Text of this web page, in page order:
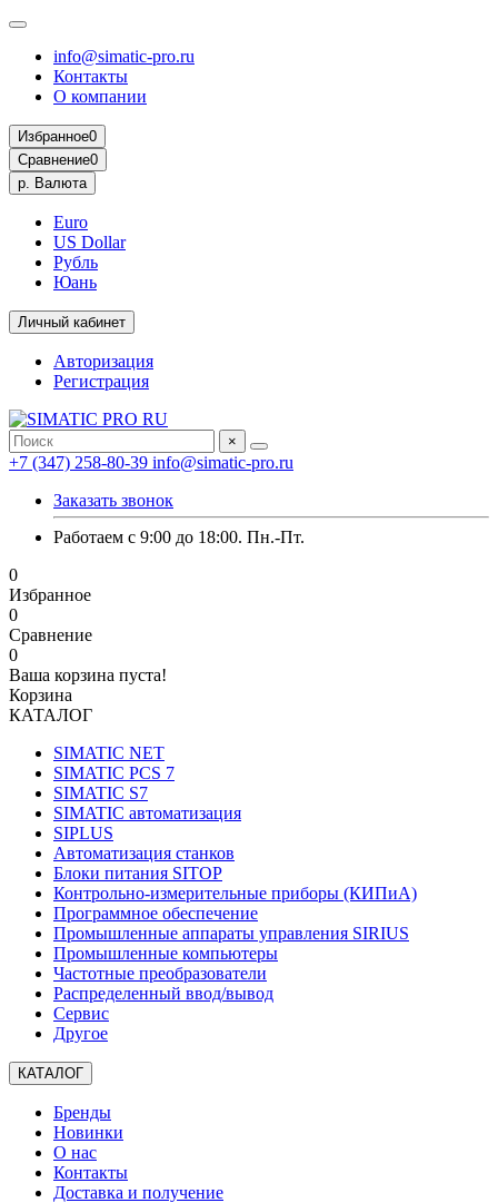
info@simatic-pro.ru
Контакты
О компании
Избранное0
Сравнение0
р. Валюта
Euro
US Dollar
Рубль
Юань
Личный кабинет
Авторизация
Регистрация
×
+7 (347) 258-80-39 info@simatic-pro.ru
Заказать звонок
Работаем с 9:00 до 18:00. Пн.-Пт.
0
Избранное
0
Сравнение
0
Ваша корзина пуста!
Корзина
КАТАЛОГ
SIMATIC NET
SIMATIC PCS 7
SIMATIC S7
SIMATIC автоматизация
SIPLUS
Автоматизация станков
Блоки питания SITOP
Контрольно-измерительные приборы (КИПиА)
Программное обеспечение
Промышленные аппараты управления SIRIUS
Промышленные компьютеры
Частотные преобразователи
Распределенный ввод/вывод
Сервис
Другое
КАТАЛОГ
Бренды
Новинки
О нас
Контакты
Доставка и получение